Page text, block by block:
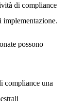
di compliance
implementazione.
possono
compliance una